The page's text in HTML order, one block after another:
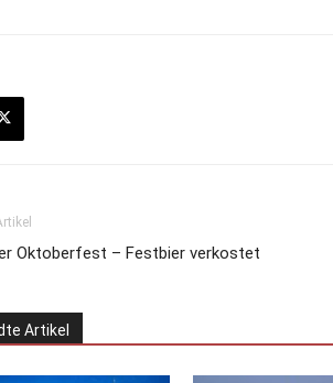
Oktoberfest – Festbier verkostet
Artikel